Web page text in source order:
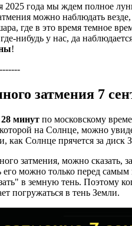
2025 года мы ждем полное
можно наблюдать
где в это время темное
нибудь у нас, да
!
затмения 7
28 минут по московскому
которой на Солнце, можно
как Солнце прячется за диск
затмения, можно сказать,
его можно только перед
в земную тень. Поэтому
погружаться в тень Земли.